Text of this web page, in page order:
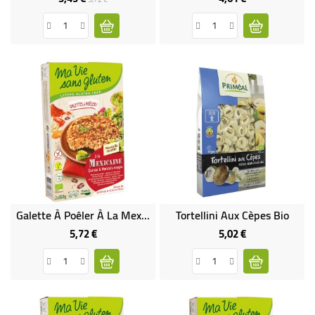
de
base
Galette À Poêler À La Mexicaine - Quinoa Et Haricots Rouges Bio & Sans Gluten
5,72 €Prix
Tortellini Aux Cèpes Bio
5,02 €Prix